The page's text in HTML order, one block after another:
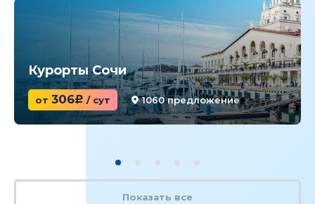
Курорты Сочи
от 306c / сут 1060 предложение
Показать все